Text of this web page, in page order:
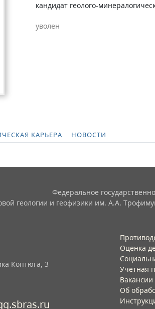
кандидат геолого-
уволен
КАРЬЕРА НОВОСТИ
Федеральное
геологии и геофизики им. А.А.
Коптюга, 3
Оценка
Учётная
Вакансии​
Об